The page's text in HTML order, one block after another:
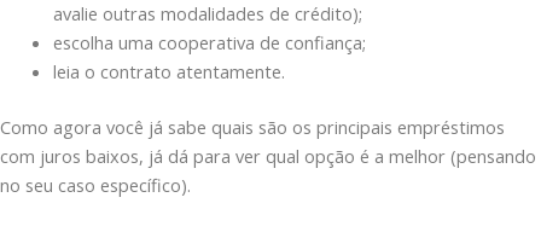
avalie outras modalidades de crédito);
escolha uma cooperativa de confiança;
leia o contrato atentamente.
Como agora você já sabe quais são os principais empréstimos
com juros baixos, já dá para ver qual opção é a melhor (pensando
no seu caso específico).